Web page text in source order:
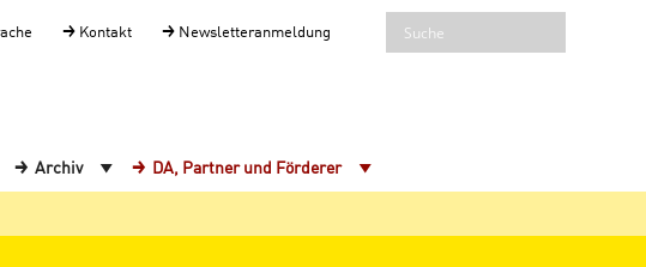
Kontakt Newsletteranmeldung
Archiv DA, Partner und Förderer